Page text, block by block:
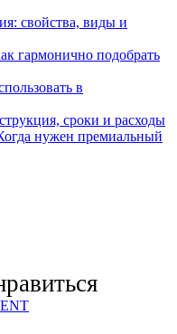
свойства, виды и
гармонично подобрать
в
сроки и расходы
нужен премиальный